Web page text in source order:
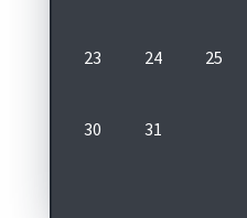
23 24 25
30 31